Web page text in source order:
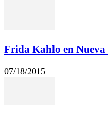
Frida Kahlo en
07/18/2015